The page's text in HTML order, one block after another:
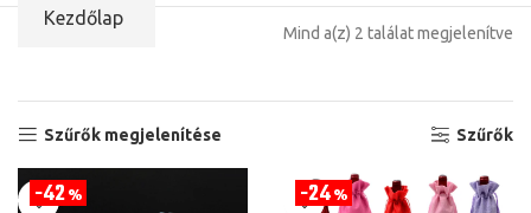
Kezdőlap
Mind a(z) 2 találat megjelenítve
Szűrők megjelenítése Szűrők
42% 24%